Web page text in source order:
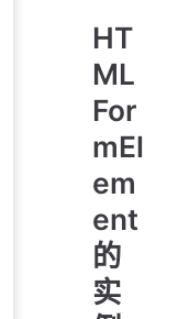
HT
ML
For
mEl
em
ent
的
实